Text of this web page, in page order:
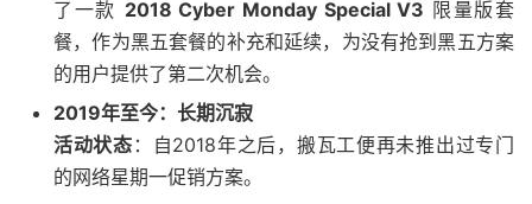
了一款 2018 Cyber Monday Special V3 限量版套
餐，作为黑五套餐的补充和延续，为没有抢到黑五方案
的用户提供了第二次机会。
2019年至今：长期沉寂
活动状态 ：自2018年之后，搬瓦工便再未推出过专门
的网络星期一促销方案。